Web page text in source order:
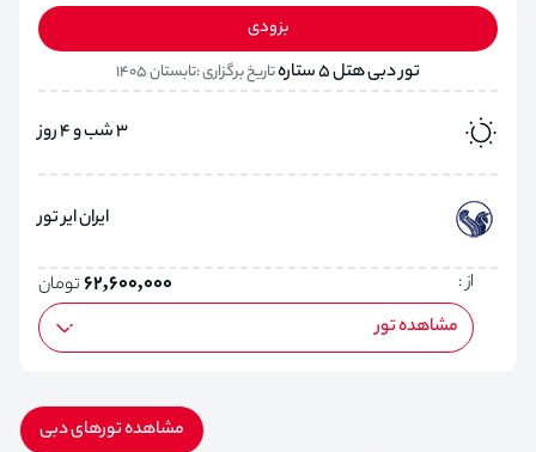
بزودی
تور دبی هتل 5 ستاره تاریخ برگزاری :تابستان 1405
3 شب و 4 روز
ایران ایر تور
از : 62,600,000تومان
مشاهده تور
مشاهده تورهای دبی